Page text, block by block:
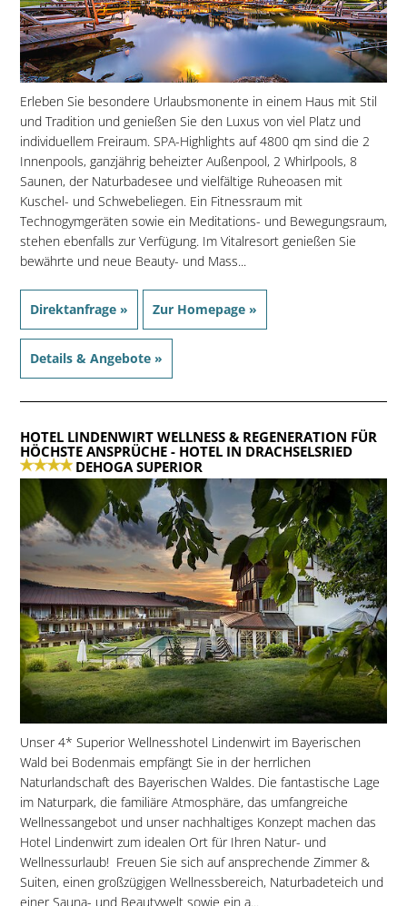
Erleben Sie besondere Urlaubsmonente in einem Haus mit Stil
und Tradition und genießen Sie den Luxus von viel Platz und
individuellem Freiraum. SPA-Highlights auf 4800 qm sind die 2
Innenpools, ganzjährig beheizter Außenpool, 2 Whirlpools, 8
Saunen, der Naturbadesee und vielfältige Ruheoasen mit
Kuschel- und Schwebeliegen. Ein Fitnessraum mit
Technogymgeräten sowie ein Meditations- und Bewegungsraum,
stehen ebenfalls zur Verfügung. Im Vitalresort genießen Sie
bewährte und neue Beauty- und Mass...
Direktanfrage » Zur Homepage »
Details & Angebote »
HOTEL LINDENWIRT WELLNESS & REGENERATION FÜR
HÖCHSTE ANSPRÜCHE- HOTEL IN DRACHSELSRIED
DEHOGA SUPERIOR
Unser 4* Superior Wellnesshotel Lindenwirt im Bayerischen
Wald bei Bodenmais empfängt Sie in der herrlichen
Naturlandschaft des Bayerischen Waldes. Die fantastische Lage
im Naturpark, die familiäre Atmosphäre, das umfangreiche
Wellnessangebot und unser nachhaltiges Konzept machen das
Hotel Lindenwirt zum idealen Ort für Ihren Natur- und
Wellnessurlaub! Freuen Sie sich auf ansprechende Zimmer &
Suiten, einen großzügigen Wellnessbereich, Naturbadeteich und
einer Sauna- und Beautywelt sowie ein a...